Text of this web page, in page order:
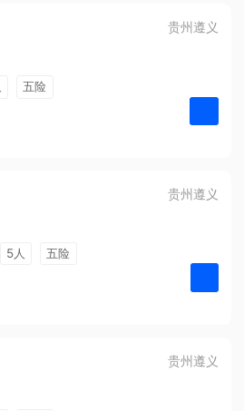
贵州遵义
五险
贵州遵义
5人
五险
贵州遵义